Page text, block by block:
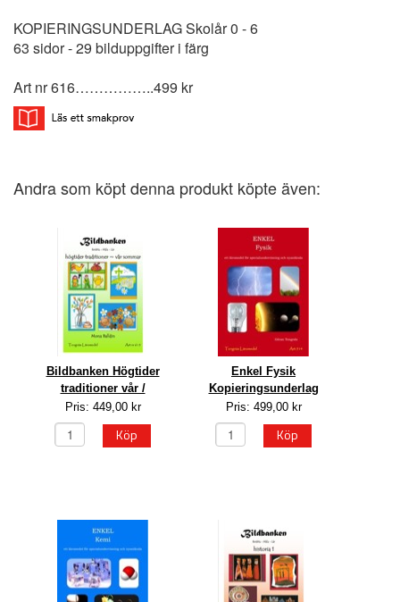
KOPIERINGSUNDERLAG Skolår 0 - 6
63 sidor - 29 bilduppgifter i färg
Art nr 616……………..499 kr
Andra som köpt denna produkt köpte även:
Bildbanken Högtider
traditioner vår /
Pris: 449,00 kr
Köp
Enkel Fysik
Kopieringsunderlag
Pris: 499,00 kr
Köp